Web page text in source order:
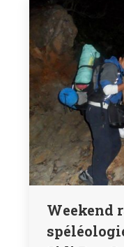
Weekend